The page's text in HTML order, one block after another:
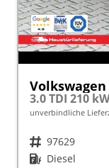
unverbindliche
Fahrzeugnr. 97629
Kraftstoff Diesel